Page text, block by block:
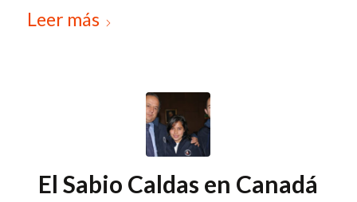
Leer más
El Sabio Caldas en Canadá